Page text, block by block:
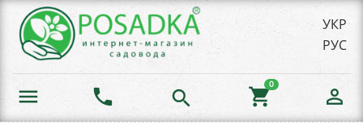
УКР
РУС
menu phone search shopping_cart
0
person_outline